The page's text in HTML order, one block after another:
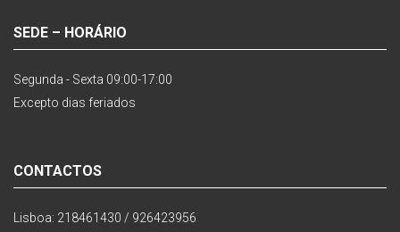
SEDE – HORÁRIO
Segunda - Sexta 09:00-17:00
Excepto dias feriados
CONTACTOS
Lisboa: 218461430 / 926423956